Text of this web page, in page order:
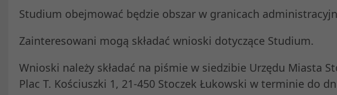
Studium obejmować będzie obszar w granicach
Zainteresowani mogą składać wnioski dotyczące Studium.
Wnioski należy składać na piśmie w siedzibie Urzędu Miasta
Plac T. Kościuszki 1, 21-450 Stoczek Łukowski w terminie do